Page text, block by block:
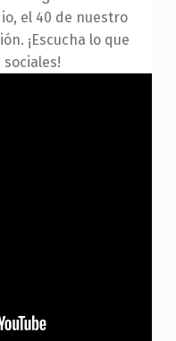
el 40 de nuestro
¡Escucha lo que